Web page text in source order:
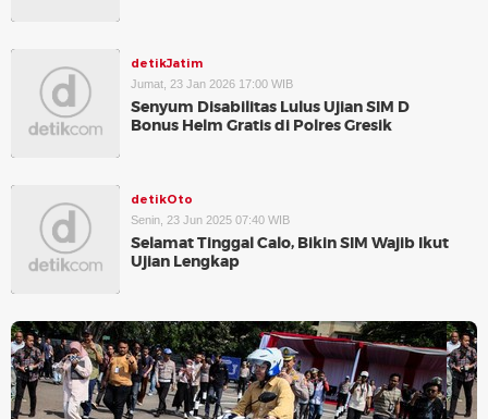
detikJatim
Jumat, 23 Jan 2026 17:00 WIB
Senyum Disabilitas Lulus Ujian SIM D
Bonus Helm Gratis di Polres Gresik
detikOto
Senin, 23 Jun 2025 07:40 WIB
Selamat Tinggal Calo, Bikin SIM Wajib Ikut
Ujian Lengkap